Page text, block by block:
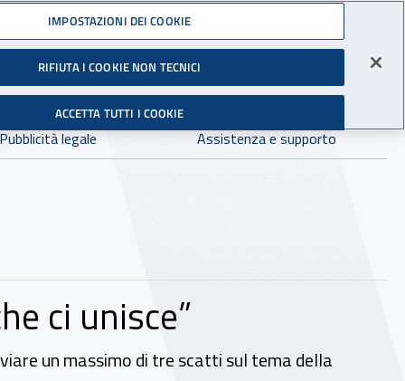
Infortuni sul Lavoro
Facebook - Sito esterno - Apertura in nuova finestra
X - Sito esterno - Apertura in nuova finestra
Instagram - Sito esterno - Apertura in
Linkedin - Sito esterno -
Youtube - Sito esterno -
Tiktok - SitoSpreaker -
Dove cercare:
in:tutto INAIL.it
Pubblicità legale Assistenza e supporto
ci unisce”
un massimo di tre scatti sul tema della
IMPOSTAZIONI DEI COOKIE
RIFIUTA I COOKIE NON TECNICI
ACCETTA TUTTI I COOKIE